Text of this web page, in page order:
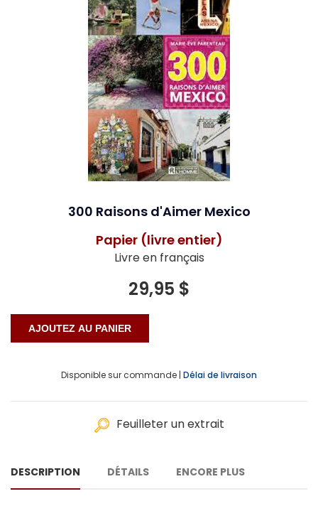
300 Raisons d'Aimer Mexico
Papier (livre entier)
Livre en français
29,95 $
Disponible sur commande | Délai de livraison
Feuilleter un extrait
DESCRIPTION DÉTAILS ENCORE PLUS